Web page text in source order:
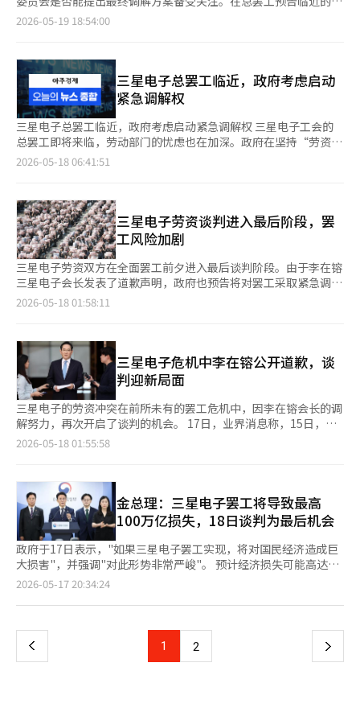
告将采取法律行动的情况表示：“对于临时禁令申请等问题，尚需
进一步观察。”※ 本报道经人工智能（AI）系统翻译与编辑。
取保留态度，最终导致中劳委宣布调解失败。工会随即表示将按原
定计划于21日起实施总罢工。 与此同时，韩国政府是否将启动紧
急调停权是依据韩国《劳动组合及劳动关系调整法》第76条设立的
特别制度。当工会罢工可能对国民经济造成重大损害，或严重威胁
公众日常生活时，雇佣劳动部长官可启动该程序。一旦启动，工会
将在30天内被禁止罢工，由中央劳动委员会重新主持调解。 韩国
历史上仅有4次启动紧急调停权，其中两次最终由劳资自主达成协
议，另外两次则是在政府强制仲裁后结束。上一次启动该制度，可
追溯至2005年大韩航空罢工事件，距今已21年。 国际劳工组织
（ILO）也曾建议韩国废除这一制度，认为其可能过度限制工人罢
烈反对。 在此背景下，金荣训选择亲自出面，被视为政府希望在
最后阶段继续推动劳资对话、避免局势全面升级的重要信号。 金
荣训当天在社交平台X（原推特）发文称“不疯魔，不成活”“希
望是在绝望中绽放的花”“不到最后，不算结束”，并同时附上多
个标签，包括“守住底线、负责任地展现三星风范”以及“比罢工
更困难的是谈判”等。 外界普遍认为，这番表态既是在向劳资双
方释放坚持谈判的信息，也反映出韩国政府希望在最后时刻避免三
星电子罢工成真。
况下，政府也在强烈施压，要求劳资达成协议，因此最后时刻达成
次事后调整会议。 此次谈判的核心在于中央劳动委员会能否提出
双方都能接受的正式调解方案。调解方案是由调解委员根据劳资双
方的要求进行折衷而形成的最终协议，若双方接受并签署，将具有
与集体协议相同的法律效力。 据悉，中央劳动委员会在前一天的
会议中，集中协调了关于绩效奖金资金标准和上限设置等核心议
题。尤其是在双方立场差异较大的绩效奖金制度化问题上，提出了
多种调解方案以寻求接触点。 中央劳动委员会调解科长朴正范在
前一天的会议后表示：“劳资双方都积极参与了谈判，充分听取了
点。” 业界普遍认为，与11日至12日进行的第一次事后调整相
比，此次谈判氛围有所缓和。若总罢工成为现实，将对半导体生产
和全球供应链产生重大影响，因此劳资双方都感受到压力。 当天
的会议与前一天一样，预计将持续到晚上7时，但如果讨论时间延
长，可能会出现深夜谈判或延长至20日的可能性。如果谈判确实延
长，工会将在预告的总罢工前继续进行最后的磋商。 政府也对罢
工的长期化保持高度警惕。劳动部担心罢工对国家经济和半导体产
业的影响，甚至提到可能启动紧急调解权。 紧急调解权是指在罢
一段时间，并进入额外的调解程序。对此，三星电子工会及劳动界
表示强烈反对。※ 本报道经人工智能（AI）系统翻译与编辑。
2026-05-19 18:54:00
三星电子总罢工临近，政府考虑启动
紧急调解权
三星电子总罢工临近，政府考虑启动紧急调解权 三星电子工会的
总罢工即将来临，劳动部门的忧虑也在加深。政府在坚持“劳资自
主解决”原则的同时，首次正式提及紧急调解权的可能性，面临亲
受重大损失，我们将不得不考虑包括紧急调解在内的所有应对措
施。” 他还强调：“18日的谈判是阻止罢工的最后机会，劳资双
方都不应轻视这一时刻。”重建改变商业区…… 둔촌人口增加，
잠원销售额上升 重建和再开发不仅是拆除旧房屋和建设新公寓的居
住改善项目，更是重新塑造城市消费格局的现象。大型社区的入住
和基础设施的改善吸引了周边商业区的人口，而新建住宅需求则扩
大了生活密切型消费，成为线下商业区新的增长因素。 17日根据
首尔市商业区分析服务的统计，首尔主要整治项目周边的“常住人
驻或停留的人口，是分析商业区的指标之一。 最为显著的地区是
江东区的둔촌洞。둔촌洞的常住人口从2020年第四季度的544万人
增加到2025年第四季度的792万人，增长了45.5%。同期商业区估
计销售额从约852亿韩元增加到约1010亿韩元，增长了18.6%。重
组三年迎来SK集团，减少借款与负债，AI与半导体竞争力提升 SK
集团自2024年起实施的重组（业务重整）已进入第三年，今年开
始营业利润扩大，负债率降低，初步效果显现。虽然在整理成长性
较差的业务时，集团规模有所缩小，但以半导体为首的人工智能
领先企业集团迈进。 17日根据商界等消息，SK集团的控股公司SK
㈜在季度报告中披露，今年第一季度合并收入为36.7513万亿韩
元，营业利润为3.6731万亿韩元，分别比去年增长19%和760%。
借款规模从63.0231万亿韩元减少至49.5543万亿韩元，减少约
21%；因此负债率也从172.8%降低至135.7%。※ 本报道经人工
智能（AI）系统翻译与编辑。
2026-05-18 06:41:51
三星电子劳资谈判进入最后阶段，罢
工风险加剧
三星电子劳资双方在全面罢工前夕进入最后谈判阶段。由于李在镕
三星电子会长发表了道歉声明，政府也预告将对罢工采取紧急调解
权等强硬措施，因此外界关注双方能否达成妥协方案。 17日，政
全面罢工而进行的最后一次谈判，中央劳动委员会主席朴秀根将亲
自出席。 此前，三星电子劳资双方在中央劳动委员会的调解下，
于11日至13日凌晨进行了约30小时的第一次事后调解谈判，但未
能消除分歧，最终空手而归。 第一次事后调解破裂后，双方
在“不会再进行额外对话”的极端对立中，经过公司方面的实务谈
判团队调整和工会方面的诚实协商承诺，重新点燃了谈判的希望。
公司方面将负责谈判实务的首席谈判委员由原来的金亨罗副社长更
换为DS（半导体）部门的黎明九人力资源团队长（常务），这也
解读为公司方面摆脱防御态度，积极寻求妥协方案的信号。 工会
方面也回归到积极的对话基调。超企业工会三星电子分会主席崔承
浩对公司方面的人事更新和重新启动对话的请求表示响应，并正式
表示“将以诚实和责任感参与18日的事后调解”。李会长的呼吁和
政府的积极调解努力等也可能影响了态度的变化。 然而，双方在
谈判桌上能否放下各自的立场仍然不明朗。工会在参与第二次事后
调解谈判时，仍然强烈要求废除绩效奖金上限，并将年度营业利润
的15%制度化。 据工会称，公司在第一次谈判过程中，向内存半
导体事业部提出了600%的绩效奖金，而向代工和系统LSI等非内存
部的绩效奖金为5000万韩元，而代工事业部仅为800万韩元，那么
这些员工还有继续工作的动力吗？”因此主张对DS（半导体）部
门整体进行统一的绩效奖金支付。 公司方面则表示，为了灵活应
2026-05-18 01:58:11
三星电子危机中李在镕公开道歉，谈
判迎新局面
三星电子的劳资冲突在前所未有的罢工危机中，因李在镕会长的调
解努力，再次开启了谈判的机会。 17日，业界消息称，15日，韩
国劳动部部长金英勋与三星电子副会长全英贤等政府和公司方面积
李在镕会长的真诚回应被认为对工会“无需进一步对话”的立场变
化产生了积极影响。李会长在前一天结束海外出差时表示：“因公
司内部问题给全球客户带来了不安和担忧，深表歉意。”他还表
示：“对一直支持、关心和鞭策三星的国民，深感歉意。” 业界
普遍认为，企业总裁公开表态并道歉是非常罕见的。通常，劳资问
题是由管理层和谈判团队应对的惯例。随着三星电子工会的罢工声
明成为影响人工智能(AI)超级周期的国家风险，李会长选择直接发
声。 李会长发言中最引人注目的是对工会和员工的呼吁。他强
调：“工会的朋友们，三星的家人们，我们是一体的大家庭，现在
示：“严峻的风雨我来承受，责任在我。” 在劳资冲突加剧的情
况下，他选择了道歉和承担责任，而不是施加压力或坚持原则。业
2026-05-18 01:55:58
金总理：三星电子罢工将导致最高
100万亿损失，18日谈判为最后机会
政府于17日表示，"如果三星电子罢工实现，将对国民经济造成巨
大损害"，并强调"对此形势非常严峻"。 预计经济损失可能高达
100万亿韩元，尤其是在全球人工智能半导体竞争中，韩国艰难获
寻找共识。 金敏锡总理在当天于政府首尔厅发表的全国讲话中表
持罢工"，并指出，"如果因罢工导致国民经济遭受巨大损害，政府
将不得不采取包括紧急调解在内的所有可能应对措施来保护国民经
2026-05-17 20:34:24
上
页
1 2 下